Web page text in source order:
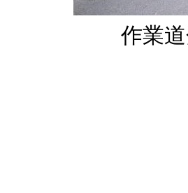
作業